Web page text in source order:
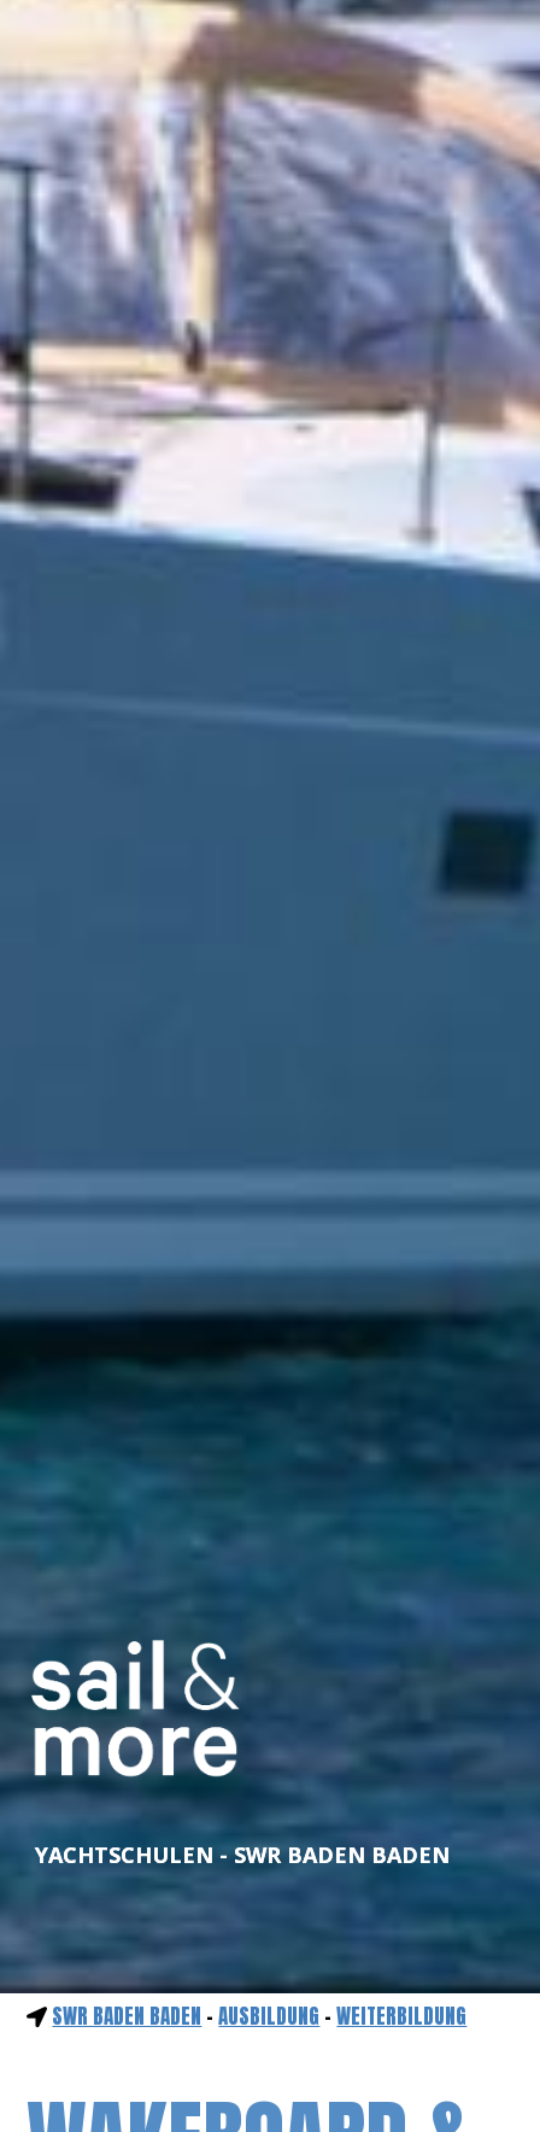
YACHTSCHULEN - SWR BADEN BADEN
SWR BADEN BADEN -AUSBILDUNG -WEITERBILDUNG